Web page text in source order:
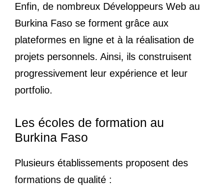
Enfin, de nombreux Développeurs Web au
Burkina Faso se forment grâce aux
plateformes en ligne et à la réalisation de
projets personnels. Ainsi, ils construisent
progressivement leur expérience et leur
portfolio.
Les écoles de formation au
Burkina Faso
Plusieurs établissements proposent des
formations de qualité :